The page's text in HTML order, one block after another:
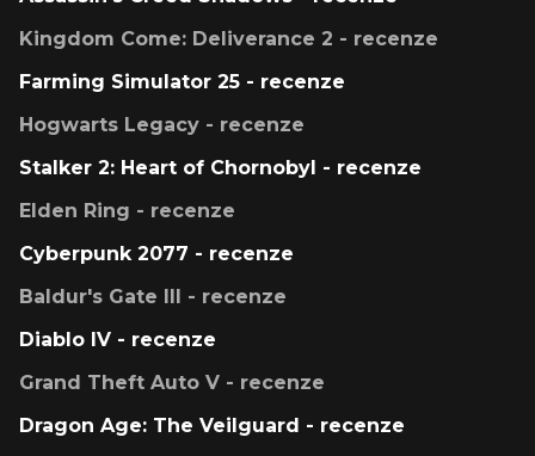
Kingdom Come: Deliverance 2 - recenze
Farming Simulator 25 - recenze
Hogwarts Legacy - recenze
Stalker 2: Heart of Chornobyl - recenze
Elden Ring - recenze
Cyberpunk 2077 - recenze
Baldur's Gate III - recenze
Diablo IV - recenze
Grand Theft Auto V - recenze
Dragon Age: The Veilguard - recenze